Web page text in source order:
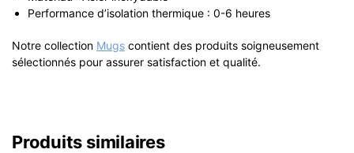
Performance d’isolation thermique : 0-6 heures
Notre collection Mugs contient des produits soigneusement
sélectionnés pour assurer satisfaction et qualité.
Produits similaires